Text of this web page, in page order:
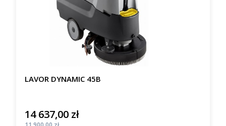
LAVOR DYNAMIC 45B
Cena
14 637,00 zł